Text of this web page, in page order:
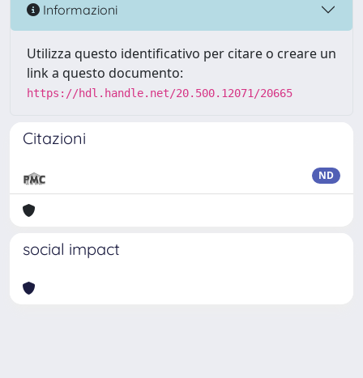
Informazioni
Utilizza questo identificativo per citare o creare un
link a questo documento:
https://hdl.handle.net/20.500.12071/20665
Citazioni
ND
social impact